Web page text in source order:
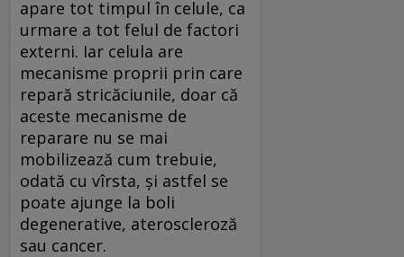
apare tot timpul în celule, ca
urmare a tot felul de factori
externi. Iar celula are
mecanisme proprii prin care
repară stricăciunile, doar că
aceste mecanisme de
reparare nu se mai
mobilizează cum trebuie,
odată cu vîrsta, şi astfel se
poate ajunge la boli
degenerative, ateroscleroză
sau cancer.